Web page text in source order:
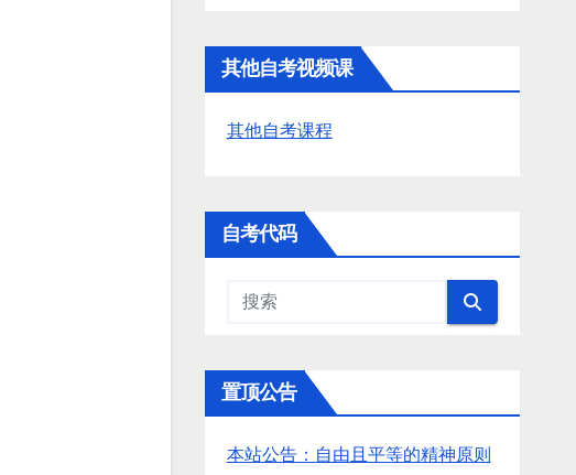
其他自考视频课
其他自考课程
自考代码
置顶公告
本站公告：自由且平等的精神原则